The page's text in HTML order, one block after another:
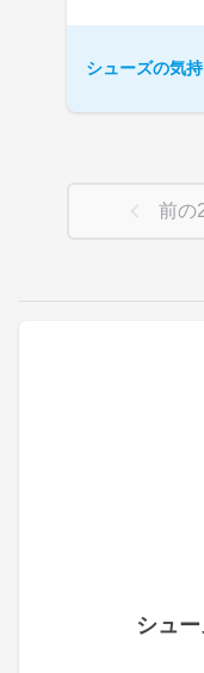
シュ
シューズの気
前の